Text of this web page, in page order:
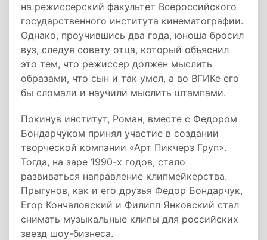
на режиссерский факультет Всероссийского
государственного института кинематографии.
Однако, проучившись два года, юноша бросил
вуз, следуя совету отца, который объяснил
это тем, что режиссер должен мыслить
образами, что сын и так умел, а во ВГИКе его
бы сломали и научили мыслить штампами.
Покинув институт, Роман, вместе с Федором
Бондарчуком принял участие в создании
творческой компании «Арт Пикчерз Груп».
Тогда, на заре 1990-х годов, стало
развиваться направление клипмейкерства.
Прыгунов, как и его друзья Федор Бондарчук,
Егор Кончаловский и Филипп Янковский стал
снимать музыкальные клипы для российских
звезд шоу-бизнеса.